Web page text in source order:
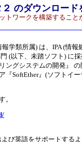
のダウンロード
トワークを構築すること
学類所属) は、IPA (情
(以下、未踏ソフト) に
ングシステムの開発』
SoftEther』(ソフトイ
。
び英語をサポートする